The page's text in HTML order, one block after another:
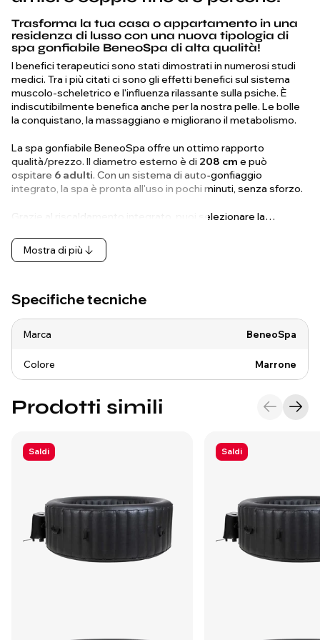
Trasforma la tua casa o appartamento in una
residenza di lusso con una nuova tipologia di
spa gonfiabile BeneoSpa di alta qualità!
I benefici terapeutici sono stati dimostrati in numerosi studi
medici. Tra i più citati ci sono gli effetti benefici sul sistema
muscolo-scheletrico e l'influenza rilassante sulla psiche. È
indiscutibilmente benefica anche per la nostra pelle. Le bolle
la conquistano, la massaggiano e migliorano il metabolismo.
La spa gonfiabile BeneoSpa offre un ottimo rapporto
qualità/prezzo. Il diametro esterno è di 208 cm e può
ospitare 6 adulti. Con un sistema di auto-gonfiaggio
integrato, la spa è pronta all'uso in pochi minuti, senza sforzo.
Grazie al riscaldamento integrato, puoi selezionare la…
Mostra di più
Specifiche tecniche
Marca BeneoSpa
Colore Marrone
Prodotti simili
Saldi Saldi